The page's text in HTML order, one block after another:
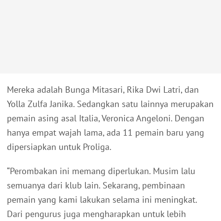
Mereka adalah Bunga Mitasari, Rika Dwi Latri, dan
Yolla Zulfa Janika. Sedangkan satu lainnya merupakan
pemain asing asal Italia, Veronica Angeloni. Dengan
hanya empat wajah lama, ada 11 pemain baru yang
dipersiapkan untuk Proliga.
“Perombakan ini memang diperlukan. Musim lalu
semuanya dari klub lain. Sekarang, pembinaan
pemain yang kami lakukan selama ini meningkat.
Dari pengurus juga mengharapkan untuk lebih